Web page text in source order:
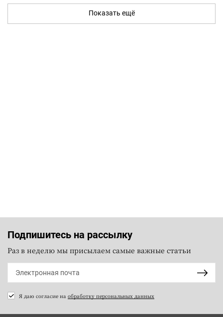
Показать ещё
Подпишитесь на рассылку
Раз в неделю мы присылаем самые важные статьи
Я даю согласие на обработку персональных данных